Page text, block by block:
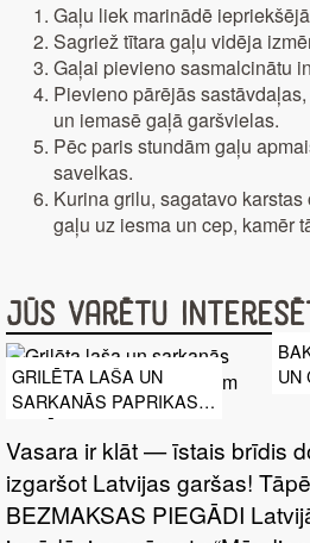
Gaļu liek marinādē
Sagriež tītara gaļu vidēja
Gaļai pievieno sasmalcinātu
Pievieno pārējās
un iemasē gaļā garšvielas.
Pēc paris stundām gaļu
savelkas.
Kurina grilu, sagatavo
gaļu uz iesma un cep, kamēr
Jūs varētu
GRILĒTA LAŠA UN
SARKANĀS PAPRIKAS
SALĀTI AR JAUNAJIEM
KARTUPELĪŠIEM
UN
Vasara ir klāt — īstais brīdis
izgaršot Latvijas garšas!
BEZMAKSAS PIEGĀDI